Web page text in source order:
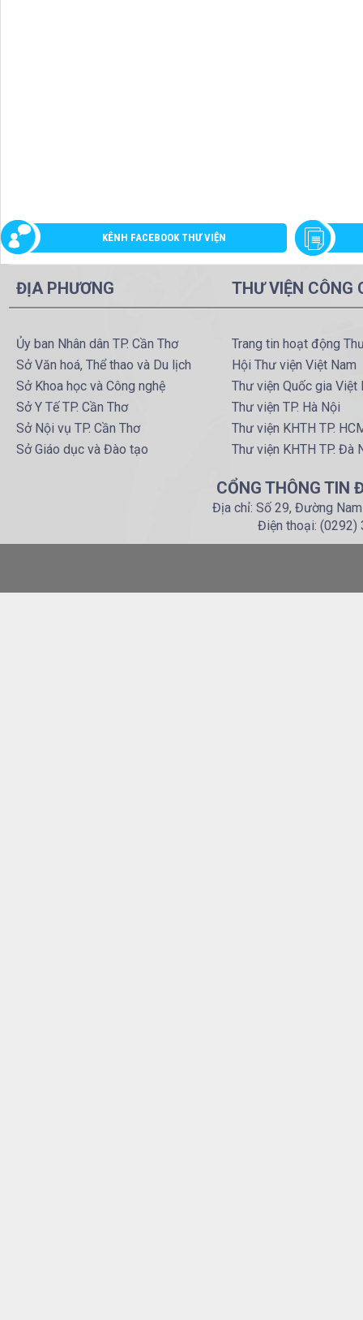
KÊNH FACEBOOK THƯ VIỆN
ĐỊA PHƯƠNG
Ủy ban Nhân dân TP. Cần Thơ
Sở Văn hoá, Thể thao và Du lịch
Sở Khoa học và Công nghệ
Sở Y Tế TP. Cần Thơ
Sở Nội vụ TP. Cần Thơ
Sở Giáo dục và Đào tạo
THƯ VIỆN CÔNG
Trang tin hoạt động
Hội Thư viện Việt Nam
Thư viện Quốc gia Việt
Thư viện TP. Hà Nội
Thư viện KHTH TP.
Thư viện KHTH TP. Đà
CỔNG THÔNG TIN
Địa chỉ: Số 29, Đường
Điện thoại: (0292)